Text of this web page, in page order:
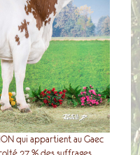
qui appartient au Gaec